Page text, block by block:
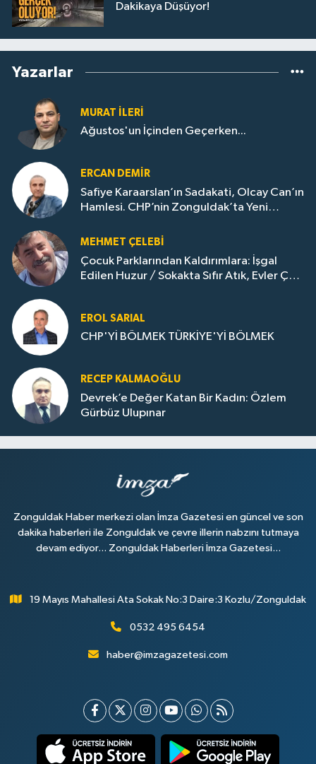
Dakikaya Düşüyor!
Yazarlar
MURAT İLERI
Ağustos'un İçinden Geçerken...
ERCAN DEMIR
Safiye Karaarslan’ın Sadakati, Olcay Can’ın
Hamlesi. CHP’nin Zonguldak’ta Yeni
MEHMET ÇELEBI
Çocuk Parklarından Kaldırımlara: İşgal
Edilen Huzur / Sokakta Sıfır Atık, Evler Çöp
EROL SARIAL
CHP'Yİ BÖLMEK TÜRKİYE'Yİ BÖLMEK
RECEP KALMAOĞLU
Devrek’e Değer Katan Bir Kadın: Özlem
Gürbüz Ulupınar
Zonguldak Haber merkezi olan İmza Gazetesi en güncel ve son
dakika haberleri ile Zonguldak ve çevre illerin nabzını tutmaya
devam ediyor... Zonguldak Haberleri İmza Gazetesi...
19 Mayıs Mahallesi Ata Sokak No:3 Daire:3 Kozlu/Zonguldak
0532 495 6454
haber@imzagazetesi.com